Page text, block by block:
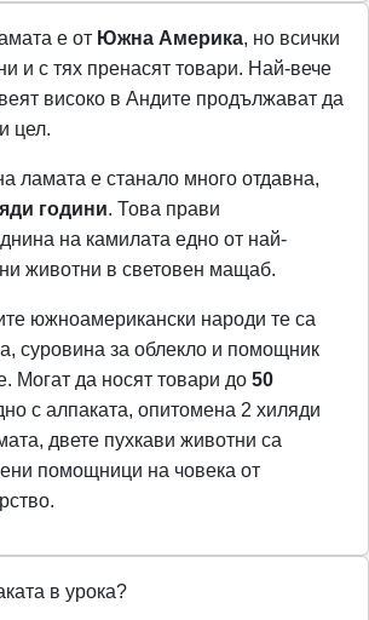
е от Южна Америка, но всички
и с тях пренасят товари. Най-вече
високо в Андите продължават да
цел.
ламата е станало много отдавна,
години. Това прави
на камилата едно от най-
животни в световен мащаб.
южноамерикански народи те са
суровина за облекло и помощник
Могат да носят товари до 50
с алпаката, опитомена 2 хиляди
двете пухкави животни са
помощници на човека от
в урока?